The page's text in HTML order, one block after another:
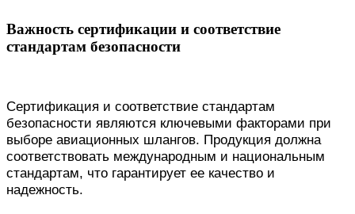
Важность сертификации и соответствие
стандартам безопасности
Сертификация и соответствие стандартам
безопасности являются ключевыми факторами при
выборе авиационных шлангов. Продукция должна
соответствовать международным и национальным
стандартам, что гарантирует ее качество и
надежность.